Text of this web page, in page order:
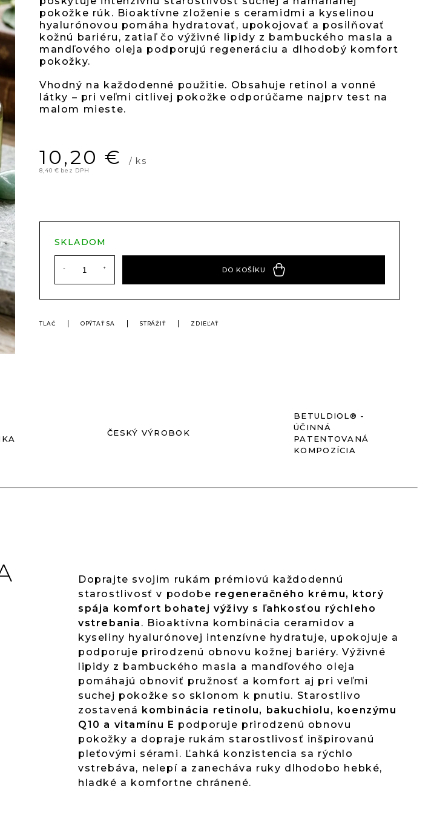
5
hviezdičiek.
10,20 € / ks
8,40 € bez DPH
pokožke rúk. Bioaktívne zloženie s ceramidmi a kyselinou
hyalurónovou pomáha hydratovať, upokojovať a posilňovať
kožnú bariéru, zatiaľ čo výživné lipidy z bambuckého masla a
mandľového oleja podporujú regeneráciu a dlhodobý komfort
pokožky.
Vhodný na každodenné použitie. Obsahuje retinol a vonné
látky – pri veľmi citlivej pokožke odporúčame najprv test na
malom mieste.
TLAČ OPÝTAŤ SA STRÁŽIŤ ZDIEĽAŤ
SKLADOM
DO KOŠÍKU
ČESKÝ VÝROBOK
BETULDIOL® -
ÚČINNÁ
PATENTOVANÁ
KOMPOZÍCIA
Doprajte svojim rukám prémiovú každodennú
starostlivosť v podobe regeneračného krému, ktorý
spája komfort bohatej výživy s ľahkosťou rýchleho
vstrebania . Bioaktívna kombinácia ceramidov a
kyseliny hyalurónovej intenzívne hydratuje, upokojuje a
podporuje prirodzenú obnovu kožnej bariéry. Výživné
lipidy z bambuckého masla a mandľového oleja
pomáhajú obnoviť pružnosť a komfort aj pri veľmi
suchej pokožke so sklonom k pnutiu. Starostlivo
zostavená kombinácia retinolu, bakuchiolu, koenzýmu
Q10 a vitamínu E podporuje prirodzenú obnovu
pokožky a dopraje rukám starostlivosť inšpirovanú
pleťovými sérami. Ľahká konzistencia sa rýchlo
vstrebáva, nelepí a zanecháva ruky dlhodobo hebké,
hladké a komfortne chránené.